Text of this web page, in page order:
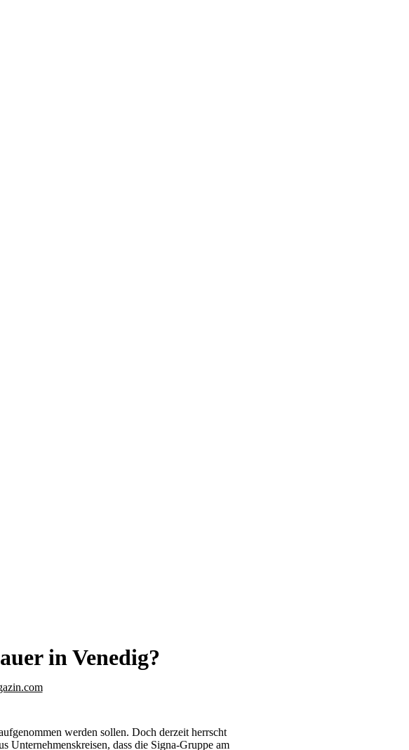
in Venedig?
werden sollen. Doch derzeit herrscht
Unternehmenskreisen, dass die Signa-Gruppe am